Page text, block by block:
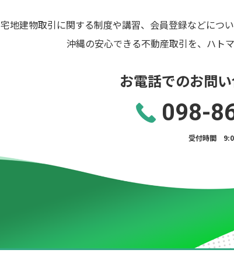
宅地建物取引に関する制度や講習、会員登録などにつ
沖縄の安心できる不動産取引を、ハト
お電話でのお問
098-
受付時間